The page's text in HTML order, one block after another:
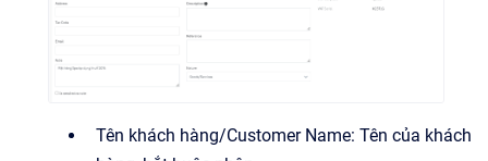
Tên khách hàng/Customer Name: Tên của khách